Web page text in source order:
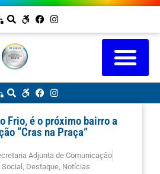
Frio, é o próximo bairro a
“Cras na Praça”
Adjunta de Comunicação
Destaque Notícias